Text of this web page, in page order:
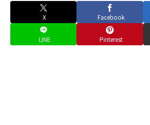
X Facebook
LINE Pinterest